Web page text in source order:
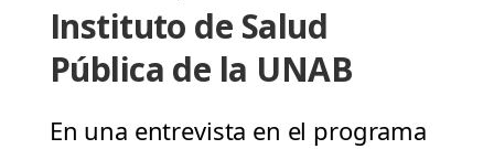
Instituto de Salud
Pública de la UNAB
En una entrevista en el programa